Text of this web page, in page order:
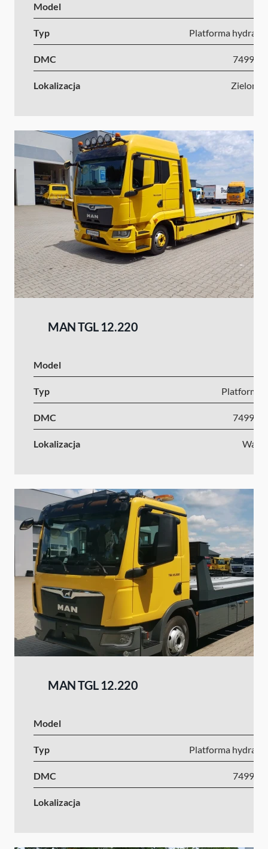
Model
Typ Platforma
DMC 7499-
Lokalizacja Zielona
MAN TGL 12.220
Model
Typ Platforma
DMC 7499-
Lokalizacja
MAN TGL 12.220
Model
Typ Platforma
DMC 7499-
Lokalizacja